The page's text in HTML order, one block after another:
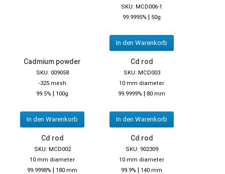
SKU: MCD006-1
99.9995% | 50g
In den Warenkorb
Cadmium powder
SKU: 009058
-325 mesh
99.5% | 100g
In den Warenkorb
Cd rod
SKU: MCD003
10 mm diameter
99.9999% | 80 mm
In den Warenkorb
Cd rod
SKU: MCD002
10 mm diameter
99.9998% | 180 mm
Cd rod
SKU: 902309
10 mm diameter
99.9% | 140 mm